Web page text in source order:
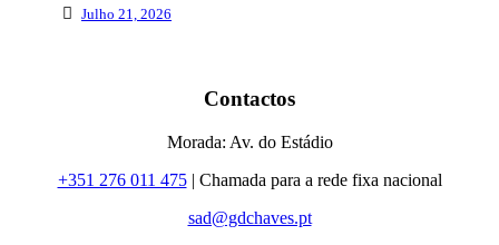
Julho 21, 2026
Contactos
Morada: Av. do Estádio
+351 276 011 475| Chamada para a rede fixa nacional
sad@gdchaves.pt